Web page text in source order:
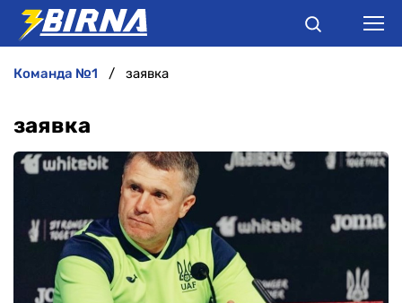
РІЗНЕ
БУКМЕКЕРИ
команда №1 заявка
заявка